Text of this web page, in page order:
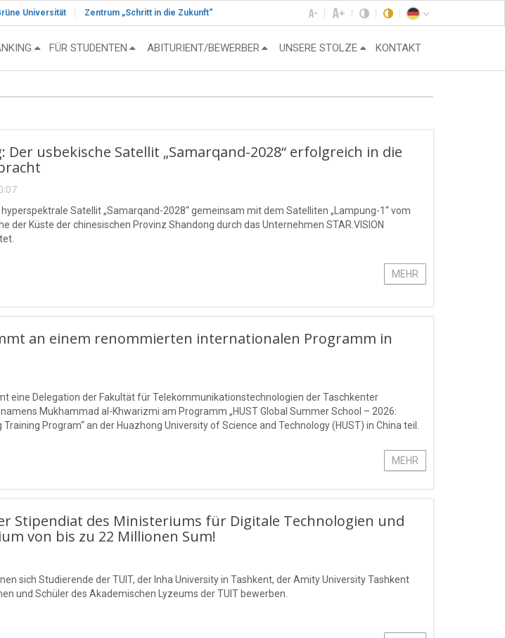
Universität Zentrum „Schritt in die Zukunft“
FÜR STUDENTEN ABITURIENT/BEWERBER UNSERE STOLZE KONTAKT
Der usbekische Satellit „Samarqand-2028“ erfolgreich in die
Satellit „Samarqand-2028“ gemeinsam mit dem Satelliten „Lampung-1“ vom
der Küste der chinesischen Provinz Shandong durch das Unternehmen STAR.VISION
MEHR
an einem renommierten internationalen Programm in
eine Delegation der Fakultät für Telekommunikationstechnologien der Taschkenter
Mukhammad al-Khwarizmi am Programm „HUST Global Summer School – 2026:
Program“ an der Huazhong University of Science and Technology (HUST) in China teil.
MEHR
Stipendiat des Ministeriums für Digitale Technologien und
von bis zu 22 Millionen Sum!
sich Studierende der TUIT, der Inha University in Tashkent, der Amity University Tashkent
und Schüler des Akademischen Lyzeums der TUIT bewerben.